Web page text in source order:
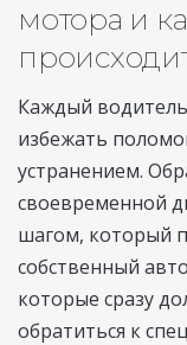
мотора и
Каждый
избежать
устранением.
своевременной
шагом, который
собственный
которые сразу
обратиться к